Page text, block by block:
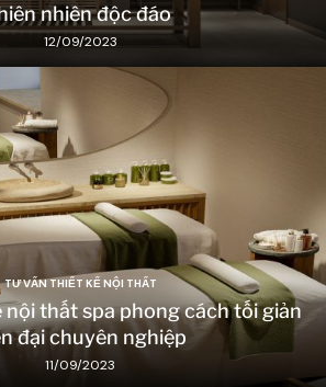
nhiên độc đáo
12/09/2023
TƯ VẤN THIẾT KẾ NỘI THẤT
nội thất spa phong cách tối giản
đại chuyên nghiệp
11/09/2023